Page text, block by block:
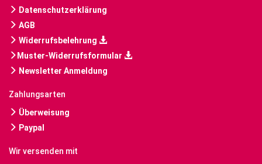
Datenschutzerklärung
AGB
Widerrufsbelehrung
Muster-Widerrufsformular
Newsletter Anmeldung
Zahlungsarten
Überweisung
Paypal
Wir versenden mit